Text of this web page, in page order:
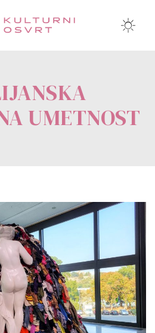
UMETNOST